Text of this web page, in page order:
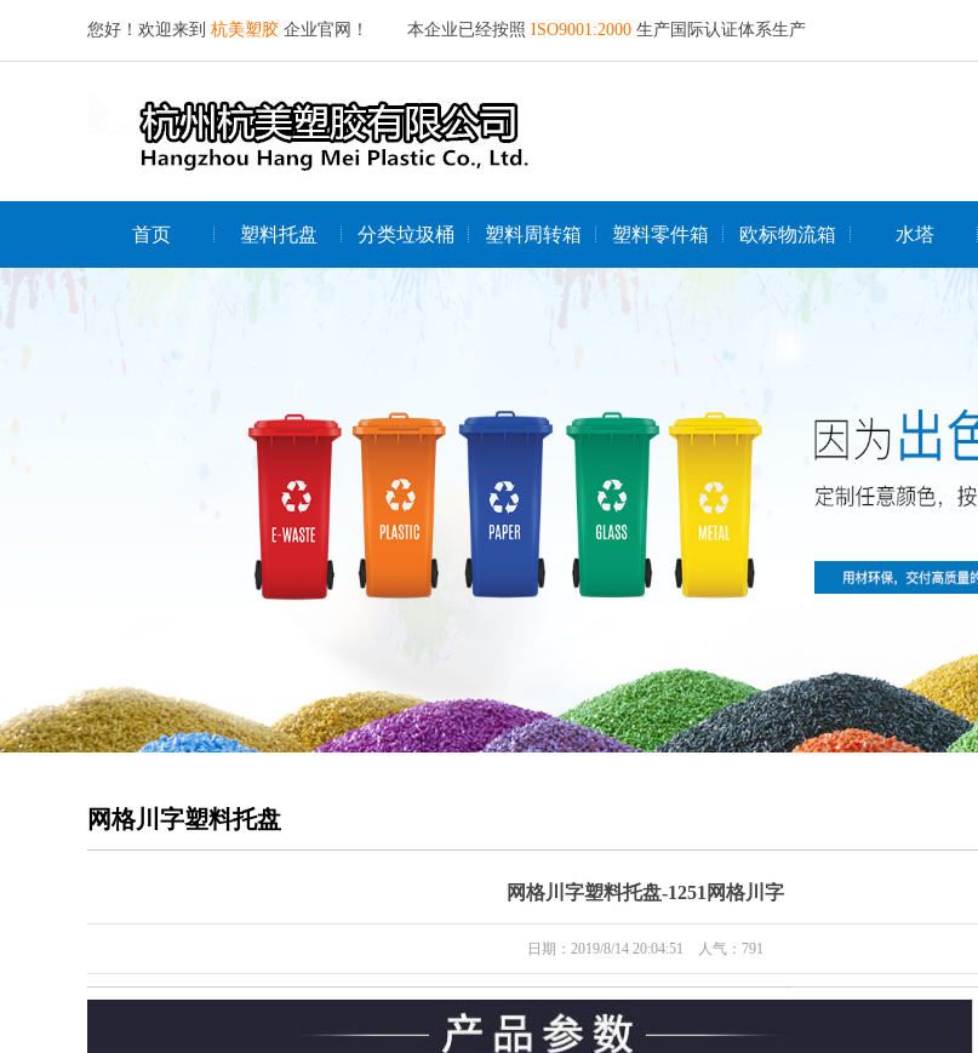
您好！欢迎来到 杭美塑胶 企业官网！ 本企业已经按照 ISO9001:2000 生产国际认证体系生产
首页 塑料托盘 分类垃圾桶 塑料周转箱 塑料零件箱 欧标物流箱 水塔
网格川字塑料托盘
网格川字塑料托盘-1251网格川字
日期：2019/8/14 20:04:51 人气： 791